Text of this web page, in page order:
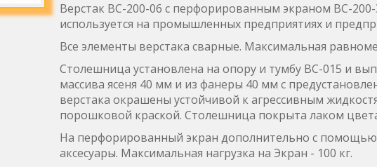
Верстак ВС-200-06 с перфорированным экраном ВС-
используется на промышленных предприятиях и
Все элементы верстака сварные. Максимальная
Столешница установлена на опору и тумбу ВС-015 и
массива ясеня 40 мм и из фанеры 40 мм с
верстака окрашены устойчивой к агрессивным
порошковой краской. Столешница покрыта лаком
На перфорированный экран дополнительно с
аксесуары. Максимальная нагрузка на Экран - 100 кг.